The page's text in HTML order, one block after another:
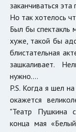
заканчиваться эта
Но так хотелось
Был бы спектакль
хуже, такой бы
блистательная
зашкаливает.
нужно….
P.S. Когда я шел
окажется
"Театр Пушкина
конца мая